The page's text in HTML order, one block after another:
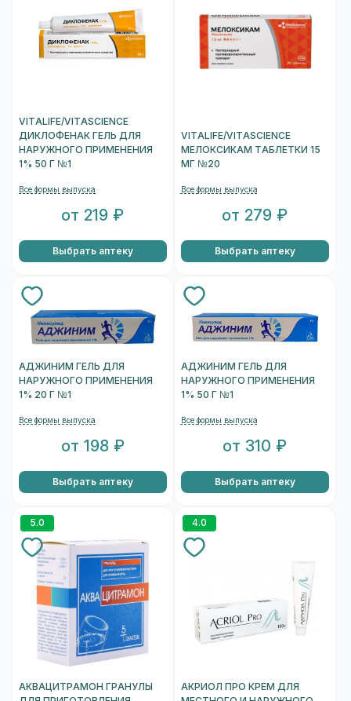
VITALIFE/VITASCIENCE
ДИКЛОФЕНАК ГЕЛЬ ДЛЯ
НАРУЖНОГО ПРИМЕНЕНИЯ
1% 50 Г №1
Все формы выпуска
от 219 ₽
Выбрать аптеку
VITALIFE/VITASCIENCE
МЕЛОКСИКАМ ТАБЛЕТКИ 15
МГ №20
Все формы выпуска
от 279 ₽
Выбрать аптеку
АДЖИНИМ ГЕЛЬ ДЛЯ
НАРУЖНОГО ПРИМЕНЕНИЯ
1% 20 Г №1
Все формы выпуска
от 198 ₽
Выбрать аптеку
АДЖИНИМ ГЕЛЬ ДЛЯ
НАРУЖНОГО ПРИМЕНЕНИЯ
1% 50 Г №1
Все формы выпуска
от 310 ₽
Выбрать аптеку
5.0
АКВАЦИТРАМОН ГРАНУЛЫ
4.0
АКРИОЛ ПРО КРЕМ ДЛЯ